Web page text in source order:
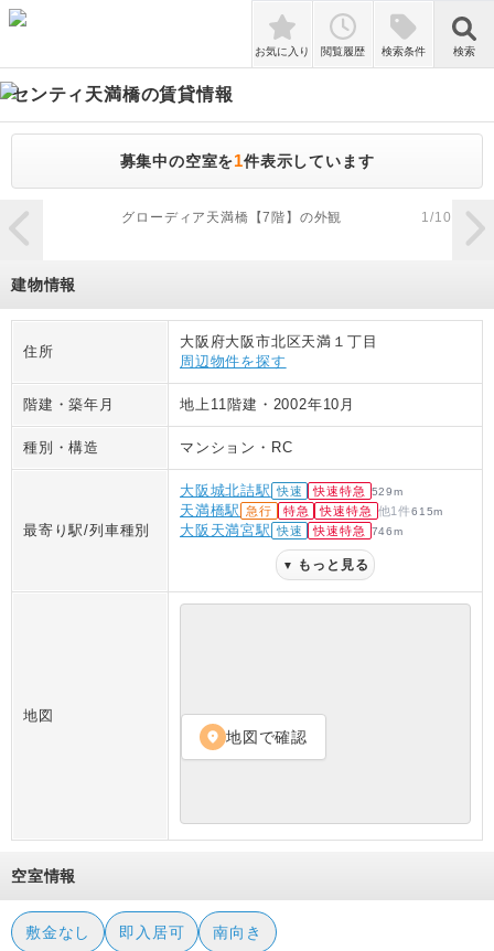
検索
お気に入り 閲覧履歴 検索条件 検索
センティ天満橋の賃貸情報
募集中の空室を1件表示しています
zoom_in
グローディア天満橋【7階】の外観 1/10
建物情報
住所
大阪府大阪市北区天満１丁目
周辺物件を探す
階建・築年月 地上11階建 ・ 2002年10月
種別・構造 マンション ・ RC
最寄り駅/列車種別
大阪城北詰駅 快速 快速特急 529m
天満橋駅 急行 特急 快速特急 他1件615m
大阪天満宮駅 快速 快速特急 746m
▼ もっと見る
地図
location_on 地図で確認
空室情報
敷金なし 即入居可 南向き